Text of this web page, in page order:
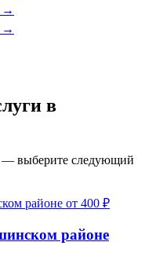
→
→
в
— выберите следующий
от 400 ₽
районе